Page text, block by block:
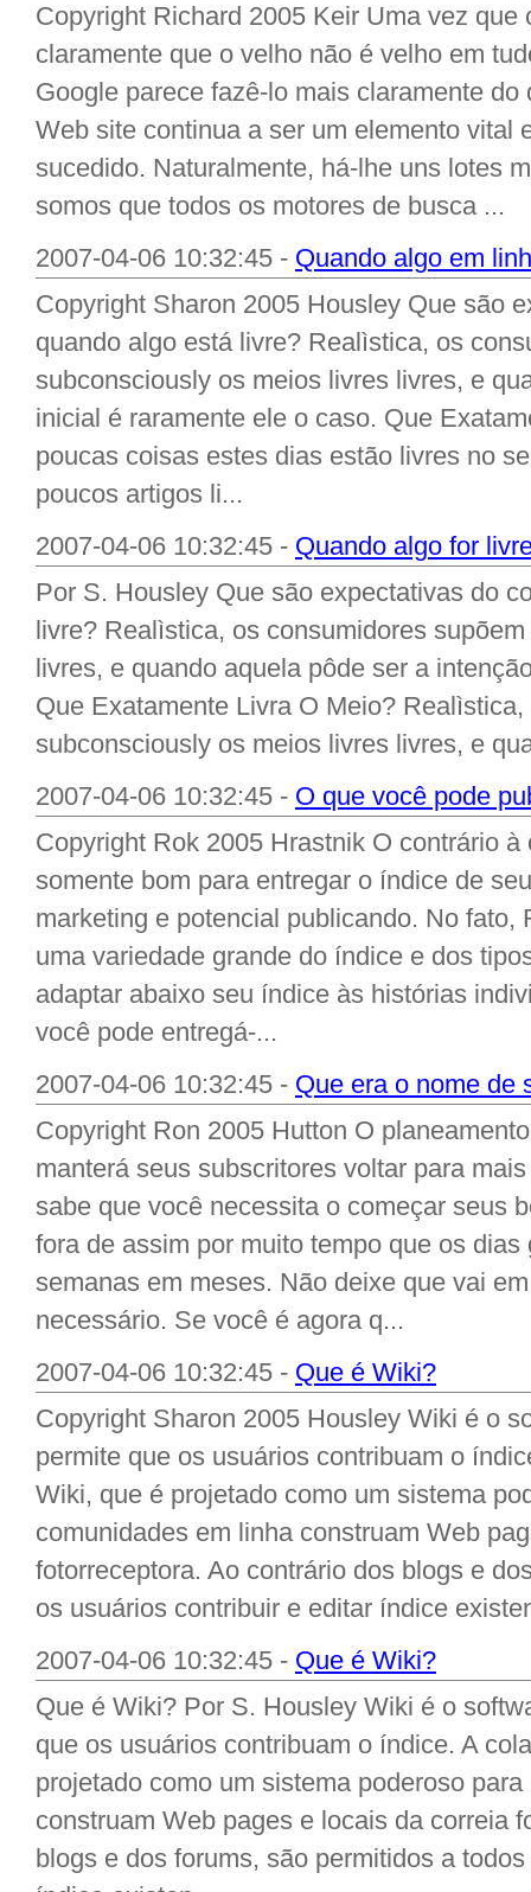
Copyright Richard 2005 Keir Uma vez que
claramente que o velho não é velho em
Google parece fazê-lo mais claramente
Web site continua a ser um elemento vital
sucedido. Naturalmente, há-lhe uns lotes
somos que todos os motores de busca ...
2007-04-06 10:32:45 - Quando algo em
Copyright Sharon 2005 Housley Que são
quando algo está livre? Realìstica, os
subconsciously os meios livres livres, e
inicial é raramente ele o caso. Que
poucas coisas estes dias estão livres no
poucos artigos li...
2007-04-06 10:32:45 - Quando algo for
Por S. Housley Que são expectativas do
livre? Realìstica, os consumidores
livres, e quando aquela pôde ser a
Que Exatamente Livra O Meio?
subconsciously os meios livres livres, e
2007-04-06 10:32:45 - O que você pode
Copyright Rok 2005 Hrastnik O contrário
somente bom para entregar o índice de
marketing e potencial publicando. No fato,
uma variedade grande do índice e dos
adaptar abaixo seu índice às histórias
você pode entregá-...
2007-04-06 10:32:45 - Que era o nome de
Copyright Ron 2005 Hutton O
manterá seus subscritores voltar para
sabe que você necessita o começar seus
fora de assim por muito tempo que os
semanas em meses. Não deixe que vai
necessário. Se você é agora q...
2007-04-06 10:32:45 - Que é Wiki?
Copyright Sharon 2005 Housley Wiki é o
permite que os usuários contribuam o
Wiki, que é projetado como um sistema
comunidades em linha construam Web
fotorreceptora. Ao contrário dos blogs e
os usuários contribuir e editar índice
2007-04-06 10:32:45 - Que é Wiki?
Que é Wiki? Por S. Housley Wiki é o
que os usuários contribuam o índice. A
projetado como um sistema poderoso
construam Web pages e locais da correia
blogs e dos forums, são permitidos a